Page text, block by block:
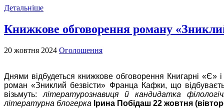
Детальніше
Книжкове обговорення роману
20 жовтня 2024 Оголошення
Днями відбудеться книжкове обговорення Книгарні
роман «Зниклий безвісти» Франца Кафки, що
візьмуть: літературознавиця й кандидатка
літературна блогерка Ірина Побідаш 22 жовтня